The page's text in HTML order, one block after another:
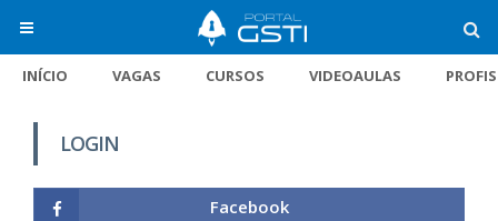
INÍCIO VAGAS CURSOS VIDEOAULAS
LOGIN
Facebook